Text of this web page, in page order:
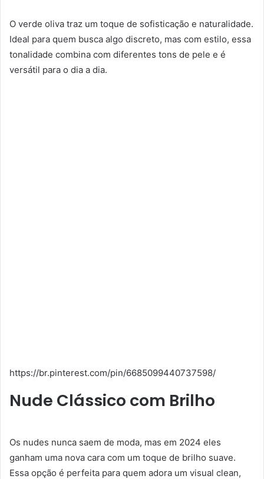
O verde oliva traz um toque de sofisticação e naturalidade.
Ideal para quem busca algo discreto, mas com estilo, essa
tonalidade combina com diferentes tons de pele e é
versátil para o dia a dia.
https://br.pinterest.com/pin/6685099440737598/
Nude Clássico com Brilho
Os nudes nunca saem de moda, mas em 2024 eles
ganham uma nova cara com um toque de brilho suave.
Essa opção é perfeita para quem adora um visual clean,